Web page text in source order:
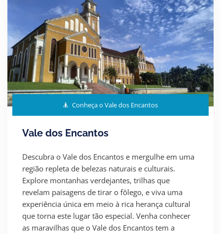
Conheça o Vale dos Encantos
Vale dos Encantos
Descubra o Vale dos Encantos e mergulhe em uma
região repleta de belezas naturais e culturais.
Explore montanhas verdejantes, trilhas que
revelam paisagens de tirar o fôlego, e viva uma
experiência única em meio à rica herança cultural
que torna este lugar tão especial. Venha conhecer
as maravilhas que o Vale dos Encantos tem a